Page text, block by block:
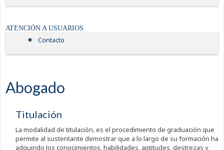
ATENCIÓN A USUARIOS
Contacto
Abogado
Titulación
La modalidad de titulación, es el procedimiento de graduación que
permite al sustentante demostrar que a lo largo de su formación ha
adquirido los conocimientos, habilidades, aptitudes, destrezas y